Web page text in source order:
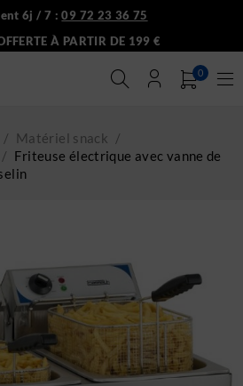
6j / 7 :09 72 23 36 75
À PARTIR DE 199 €
0
/ Matériel snack /
/ Friteuse électrique avec vanne de